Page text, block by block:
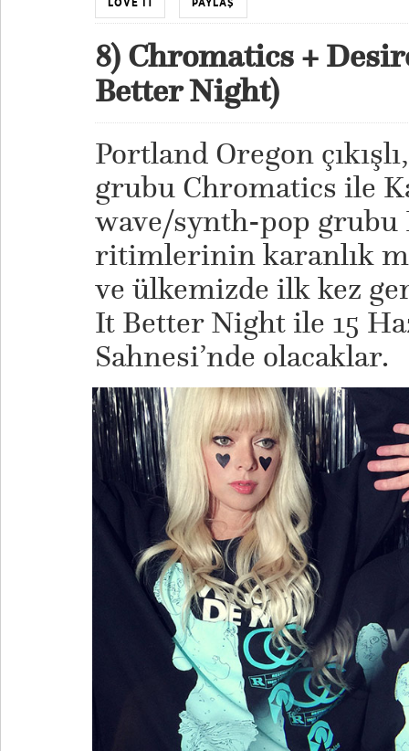
8) Chromatics +
Better Night)
Portland Oregon
grubu Chromatics ile
wave/synth-pop grubu
ritimlerinin karanlık
ve ülkemizde ilk kez
It Better Night ile 15
Sahnesi’nde olacaklar.